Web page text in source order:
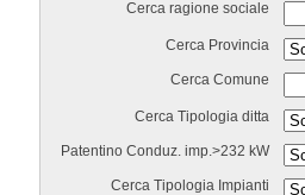
Cerca ragione sociale
Cerca Provincia
Cerca Comune
Cerca Tipologia ditta
Patentino Conduz. imp.>232 kW
Cerca Tipologia Impianti